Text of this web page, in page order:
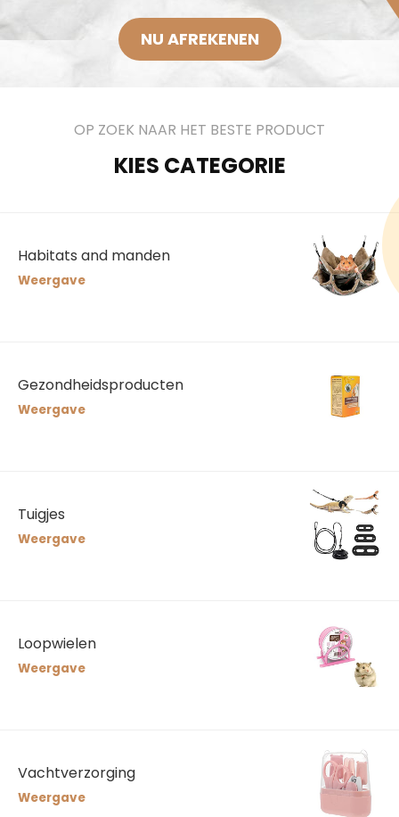
NU AFREKENEN
OP ZOEK NAAR HET BESTE PRODUCT
KIES CATEGORIE
Habitats and manden
Weergave
Gezondheidsproducten
Weergave
Tuigjes
Weergave
Loopwielen
Weergave
Vachtverzorging
Weergave